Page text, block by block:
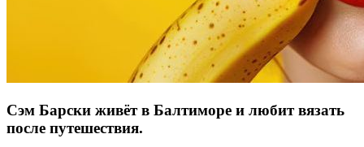
Сэм Барски живёт в Балтиморе и любит вязать
после путешествия.